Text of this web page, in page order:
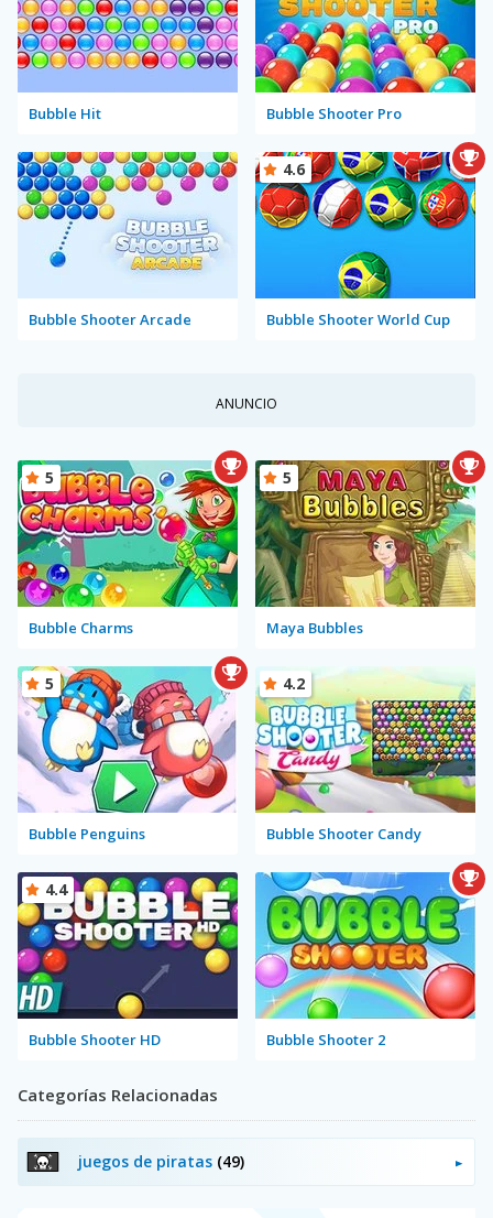
Bubble Hit Bubble Shooter Pro
Bubble Shooter Arcade Bubble Shooter World Cup
4.6
ANUNCIO
Bubble Charms
5
Maya Bubbles
5
Bubble Penguins
5
Bubble Shooter Candy
4.2
Bubble Shooter HD
4.4
Bubble Shooter 2
Categorías Relacionadas
juegos de piratas (49)